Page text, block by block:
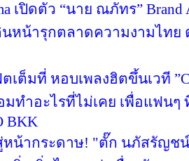
เปิดตัว “นาย ณภัทร”
นหน้ารุกตลาดความงามไทย
ตเต็มที่ หอบเพลงฮิตขึ้นเวที
ทำอะไรที่ไม่เคย เพื่อแฟนๆ
BKK
หน้ากระดาษ! "ตั๊ก นภัสรัญช